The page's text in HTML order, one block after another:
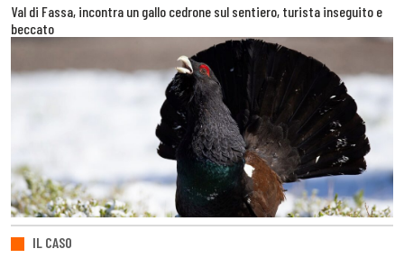
Val di Fassa, incontra un gallo cedrone sul sentiero, turista inseguito e
beccato
IL CASO